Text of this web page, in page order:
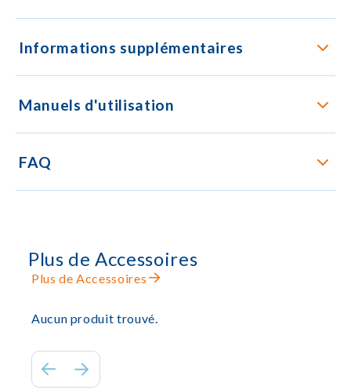
Informations supplémentaires
Manuels d'utilisation
FAQ
Plus de Accessoires
Plus de Accessoires
Aucun produit trouvé.